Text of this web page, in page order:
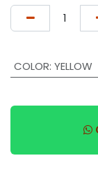
COLOR: YELLOW